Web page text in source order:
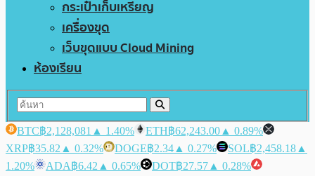
กระเป๋าเก็บเหรียญ
เครื่องขุด
เว็บขุดแบบ Cloud Mining
ห้องเรียน
BTC฿2,128,081 ▲ 1.40% ETH฿62,243.00 ▲ 0.89%
XRP฿35.82 ▲ 0.32% DOGE฿2.34 ▲ 0.27% SOL฿2,458.18 ▲
1.20%
ADA฿6.42 ▲ 0.65% DOT฿27.57 ▲ 0.28%